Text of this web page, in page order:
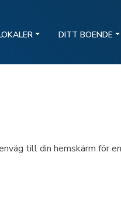
DITT BOENDE
till din hemskärm för